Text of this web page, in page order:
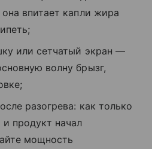
впитает капли жира
или сетчатый экран —
волну брызг,
разогрева: как только
продукт начал
мощность